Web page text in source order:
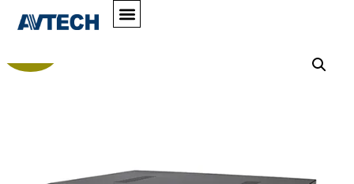
DGD1005AV Avtech DVR 4ch Pentabrid
h.265 con controllo remoto da Smartphone e PC